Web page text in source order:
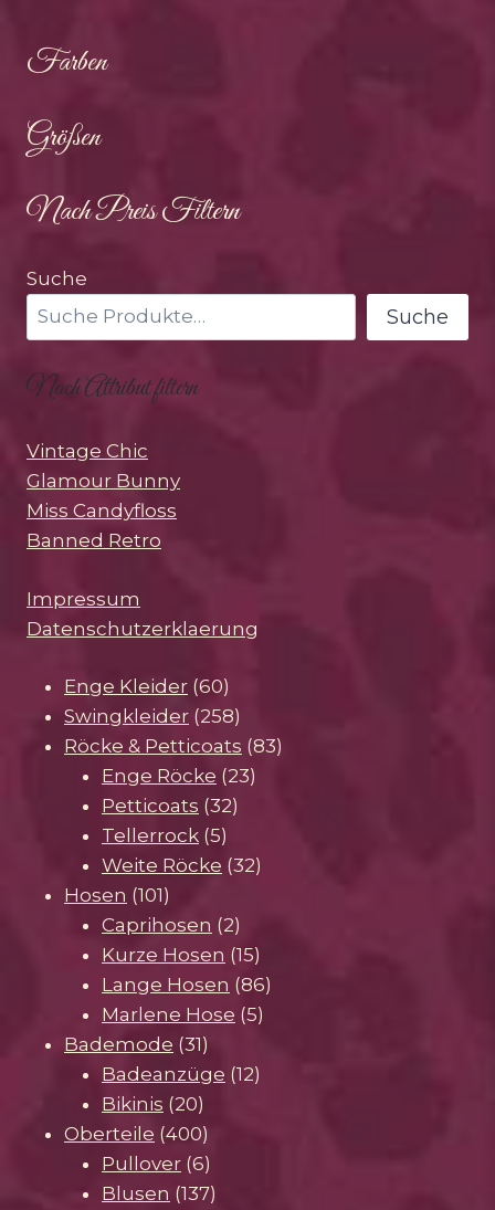
Farben
Größen
Nach Preis Filtern
Suche
Suche
Nach Attribut filtern
Vintage Chic
Glamour Bunny
Miss Candyfloss
Banned Retro
Impressum
Datenschutzerklaerung
Enge Kleider 6060
Produkte
Swingkleider 258258
Produkte
Röcke & Petticoats 8383
Enge Röcke 2323
Petticoats 3232
Tellerrock 55
Produkte
Weite Röcke 3232
Hosen 101101
Produkte
Caprihosen 22
Produkte
Kurze Hosen 1515
Produkte
Lange Hosen 8686
Marlene Hose 55
Bademode 3131
Produkte
Badeanzüge 1212
Bikinis 2020
Produkte
Oberteile 400400
Produkte
Pullover 66
Produkte
Blusen 137137